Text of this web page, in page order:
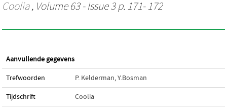
Coolia, Volume 63 - Issue 3 p. 171- 172
Aanvullende gegevens
Trefwoorden P. Kelderman,Y.Bosman
Tijdschrift Coolia